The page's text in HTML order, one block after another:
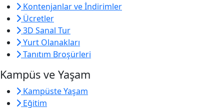
Kontenjanlar ve İndirimler
Ücretler
3D Sanal Tur
Yurt Olanakları
Tanıtım Broşürleri
Kampüs ve Yaşam
Kampüste Yaşam
Eğitim